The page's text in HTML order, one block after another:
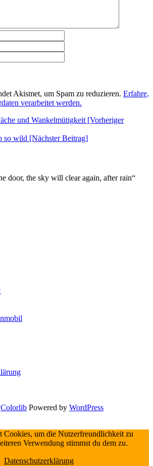
Akismet, um Spam zu reduzieren. Erfahre,
verarbeitet werden.
und Wankelmütigkeit [Vorheriger
so wild [Nächster Beitrag]
door, the sky will clear again, after rain“
Colorlib Powered by WordPress
Cookies, um die Nutzerfreundlichkeit zu
Verwendung stimmst du dem zu.
Datenschutzerklärung